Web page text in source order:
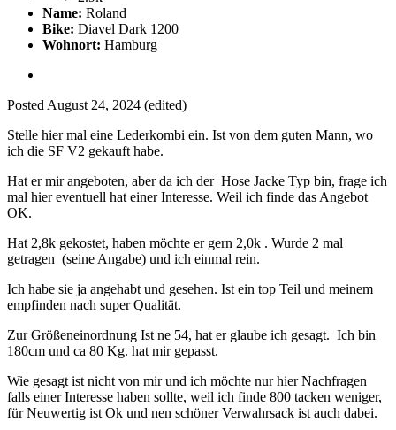
Name: Roland
Bike: Diavel Dark 1200
Wohnort: Hamburg
Posted August 24, 2024 (edited)
Stelle hier mal eine Lederkombi ein. Ist von dem guten Mann, wo
ich die SF V2 gekauft habe.
Hat er mir angeboten, aber da ich der Hose Jacke Typ bin, frage ich
mal hier eventuell hat einer Interesse. Weil ich finde das Angebot
OK.
Hat 2,8k gekostet, haben möchte er gern 2,0k . Wurde 2 mal
getragen (seine Angabe) und ich einmal rein.
Ich habe sie ja angehabt und gesehen. Ist ein top Teil und meinem
empfinden nach super Qualität.
Zur Größeneinordnung Ist ne 54, hat er glaube ich gesagt. Ich bin
180cm und ca 80 Kg. hat mir gepasst.
Wie gesagt ist nicht von mir und ich möchte nur hier Nachfragen
falls einer Interesse haben sollte, weil ich finde 800 tacken weniger,
für Neuwertig ist Ok und nen schöner Verwahrsack ist auch dabei.